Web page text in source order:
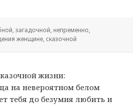
,загадочной, непременно,
женщине, сказочной
жизни:
на невероятном белом
тебя до безумия любить и